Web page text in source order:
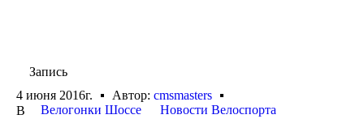
Запись
4 июня 2016г.
Автор: cmsmasters
В
Велогонки Шоссе
Новости Велоспорта